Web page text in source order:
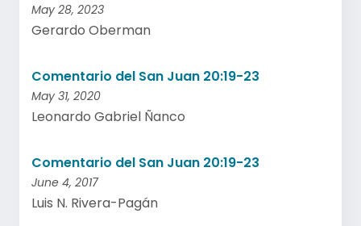
May 28, 2023
Gerardo Oberman
Comentario del San Juan 20:19-23
May 31, 2020
Leonardo Gabriel Ñanco
Comentario del San Juan 20:19-23
June 4, 2017
Luis N. Rivera-Pagán